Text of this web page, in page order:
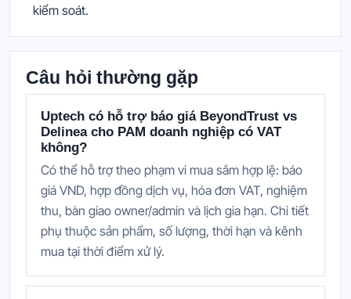
kiểm soát.
Câu hỏi thường gặp
Uptech có hỗ trợ báo giá BeyondTrust vs
Delinea cho PAM doanh nghiệp có VAT
không?
Có thể hỗ trợ theo phạm vi mua sắm hợp lệ: báo
giá VND, hợp đồng dịch vụ, hóa đơn VAT, nghiệm
thu, bàn giao owner/admin và lịch gia hạn. Chi tiết
phụ thuộc sản phẩm, số lượng, thời hạn và kênh
mua tại thời điểm xử lý.